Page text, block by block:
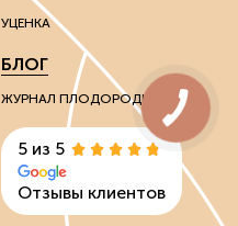
УЦЕНКА
БЛОГ
ЖУРНАЛ ПЛОДОРОДИЯ
5 из 5
Отзывы клиентов